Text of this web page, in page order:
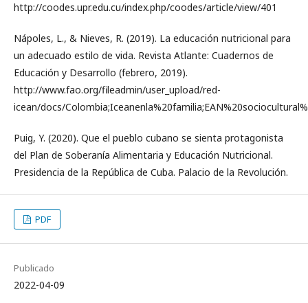
http://coodes.upr.edu.cu/index.php/coodes/article/view/401
Nápoles, L., & Nieves, R. (2019). La educación nutricional para
un adecuado estilo de vida. Revista Atlante: Cuadernos de
Educación y Desarrollo (febrero, 2019).
http://www.fao.org/fileadmin/user_upload/red-
icean/docs/
Puig, Y. (2020). Que el pueblo cubano se sienta protagonista
del Plan de Soberanía Alimentaria y Educación Nutricional.
Presidencia de la República de Cuba. Palacio de la Revolución.
PDF
Publicado
2022-04-09